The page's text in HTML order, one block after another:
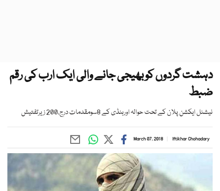
دہشت گردوں کوبھیجی جانے والی ایک ارب کی رقم
ضبط
نیشنل ایکشن پلان کے تحت حوالہ اورہنڈی کے 8سومقدمات درج،200 زیرتفتیش
Iftikhar Chohadary
March 07, 2018